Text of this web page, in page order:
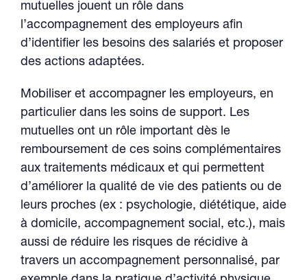
mutuelles jouent un rôle dans
l’accompagnement des employeurs afin
d’identifier les besoins des salariés et proposer
des actions adaptées.
Mobiliser et accompagner les employeurs, en
particulier dans les soins de support. Les
mutuelles ont un rôle important dès le
remboursement de ces soins complémentaires
aux traitements médicaux et qui permettent
d’améliorer la qualité de vie des patients ou de
leurs proches (ex : psychologie, diététique, aide
à domicile, accompagnement social, etc.), mais
aussi de réduire les risques de récidive à
travers un accompagnement personnalisé, par